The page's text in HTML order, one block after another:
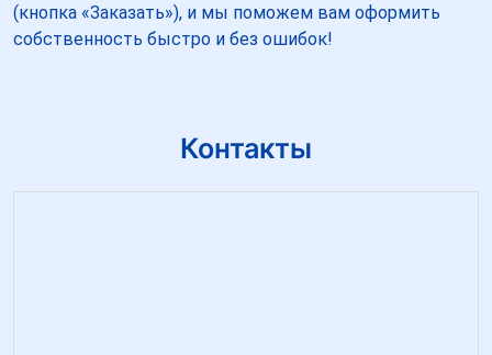
(кнопка «Заказать»), и мы поможем вам оформить
собственность быстро и без ошибок!
Контакты